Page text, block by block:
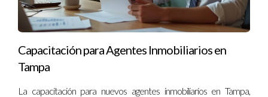
Capacitación para Agentes Inmobiliarios en
Tampa
La capacitación para nuevos agentes inmobiliarios en Tampa,